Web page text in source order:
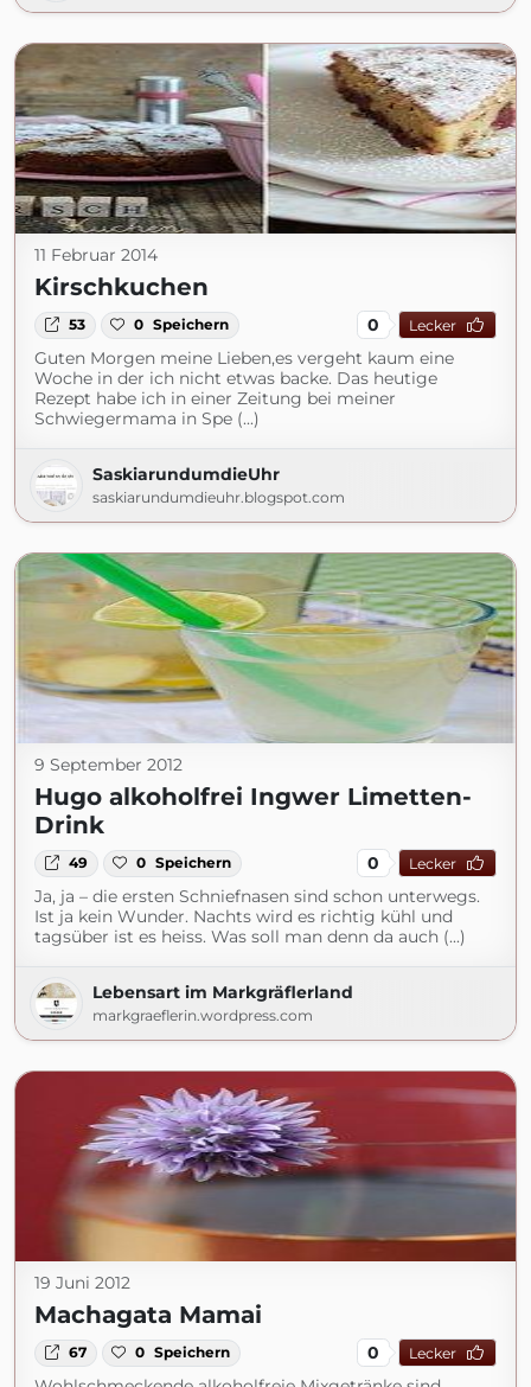
11 Februar 2014
Kirschkuchen
53 0 Speichern 0 Lecker
Guten Morgen meine Lieben,es vergeht kaum eine
Woche in der ich nicht etwas backe. Das heutige
Rezept habe ich in einer Zeitung bei meiner
Schwiegermama in Spe (...)
SaskiarundumdieUhr
saskiarundumdieuhr.blogspot.com
9 September 2012
Hugo alkoholfrei Ingwer Limetten-
Drink
49 0 Speichern 0 Lecker
Ja, ja – die ersten Schniefnasen sind schon unterwegs.
Ist ja kein Wunder. Nachts wird es richtig kühl und
tagsüber ist es heiss. Was soll man denn da auch (...)
Lebensart im Markgräflerland
markgraeflerin.wordpress.com
19 Juni 2012
Machagata Mamai
67 0 Speichern 0 Lecker